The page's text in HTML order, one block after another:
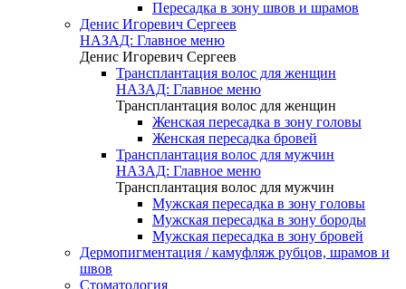
Пересадка в зону швов и шрамов
Денис Игоревич Сергеев
НАЗАД: Главное меню
Денис Игоревич Сергеев
Трансплантация волос для женщин
НАЗАД: Главное меню
Трансплантация волос для женщин
Женская пересадка в зону головы
Женская пересадка бровей
Трансплантация волос для мужчин
НАЗАД: Главное меню
Трансплантация волос для мужчин
Мужская пересадка в зону головы
Мужская пересадка в зону бороды
Мужская пересадка в зону бровей
Дермопигментация / камуфляж рубцов, шрамов и
швов
Стоматология